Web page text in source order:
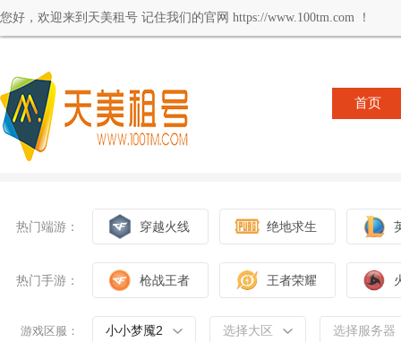
您好，欢迎来到天美租号 记住我们的官网 https://www.100tm.com ！
首页
热门端游： 穿越火线 绝地求生
热门手游： 枪战王者 王者荣耀
游戏区服： 小小梦魇2 选择大区 选择服务器